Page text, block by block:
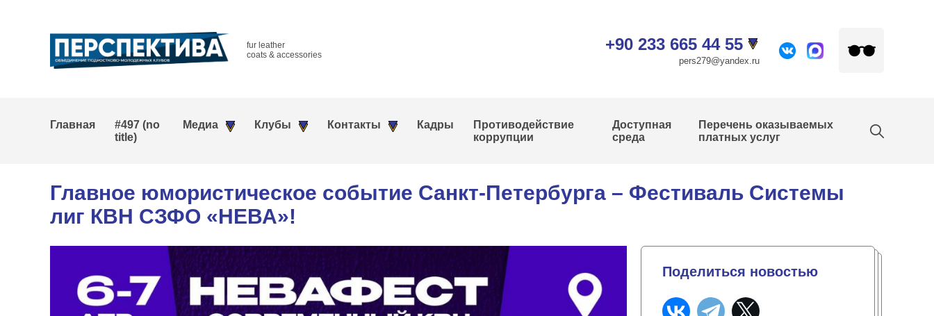
fur leather
coats & accessories
+90 233 665 44 55
pers279@yandex.ru
Главная
#497 (no
title)
Медиа Клубы Контакты Кадры
Противодействие
коррупции
Доступная
среда
Перечень оказываемых
платных услуг
Главное юмористическое событие Санкт-Петербурга – Фестиваль Системы
лиг КВН СЗФО «НЕВА»!
Поделиться новостью